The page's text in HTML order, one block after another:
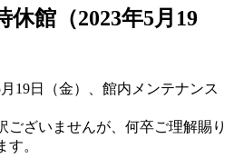
館（2023年5⽉19
19⽇（⾦）、館内メンテナンス
ございませんが、何卒ご理解賜り
。
セキドオンラインストア